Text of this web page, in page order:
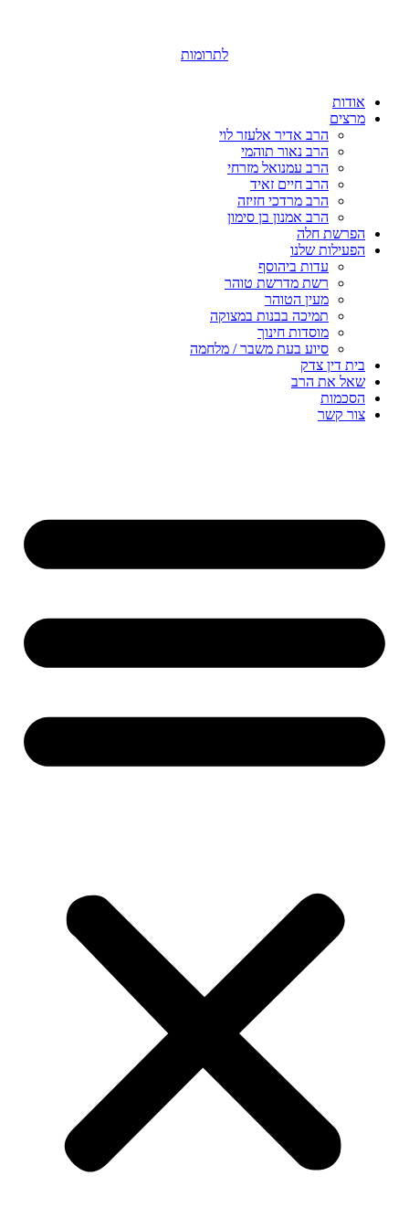
לתרומות
אודות
מרצים
הרב אדיר אלעזר לוי
הרב נאור תוהמי
הרב עמנואל מזרחי
הרב חיים זאיד
הרב מרדכי חזיזה
הרב אמנון בן סימון
הפרשת חלה
הפעילות שלנו
עדות ביהוסף
רשת מדרשת טוהר
מעין הטוהר
תמיכה בבנות במצוקה
מוסדות חינוך
סיוע בעת משבר / מלחמה
בית דין צדק
שאל את הרב
הסכמות
צור קשר